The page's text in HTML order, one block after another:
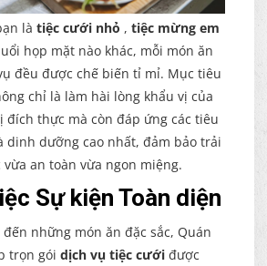
là tiệc cưới nhỏ , tiệc mừng em
họp mặt nào khác, mỗi món ăn
đều được chế biến tỉ mỉ. Mục tiêu
chỉ là làm hài lòng khẩu vị của
đích thực mà còn đáp ứng các tiêu
dinh dưỡng cao nhất, đảm bảo trải
an toàn vừa ngon miệng.
Sự kiện Toàn diện
những món ăn đặc sắc, Quán
trọn gói dịch vụ tiệc cưới được